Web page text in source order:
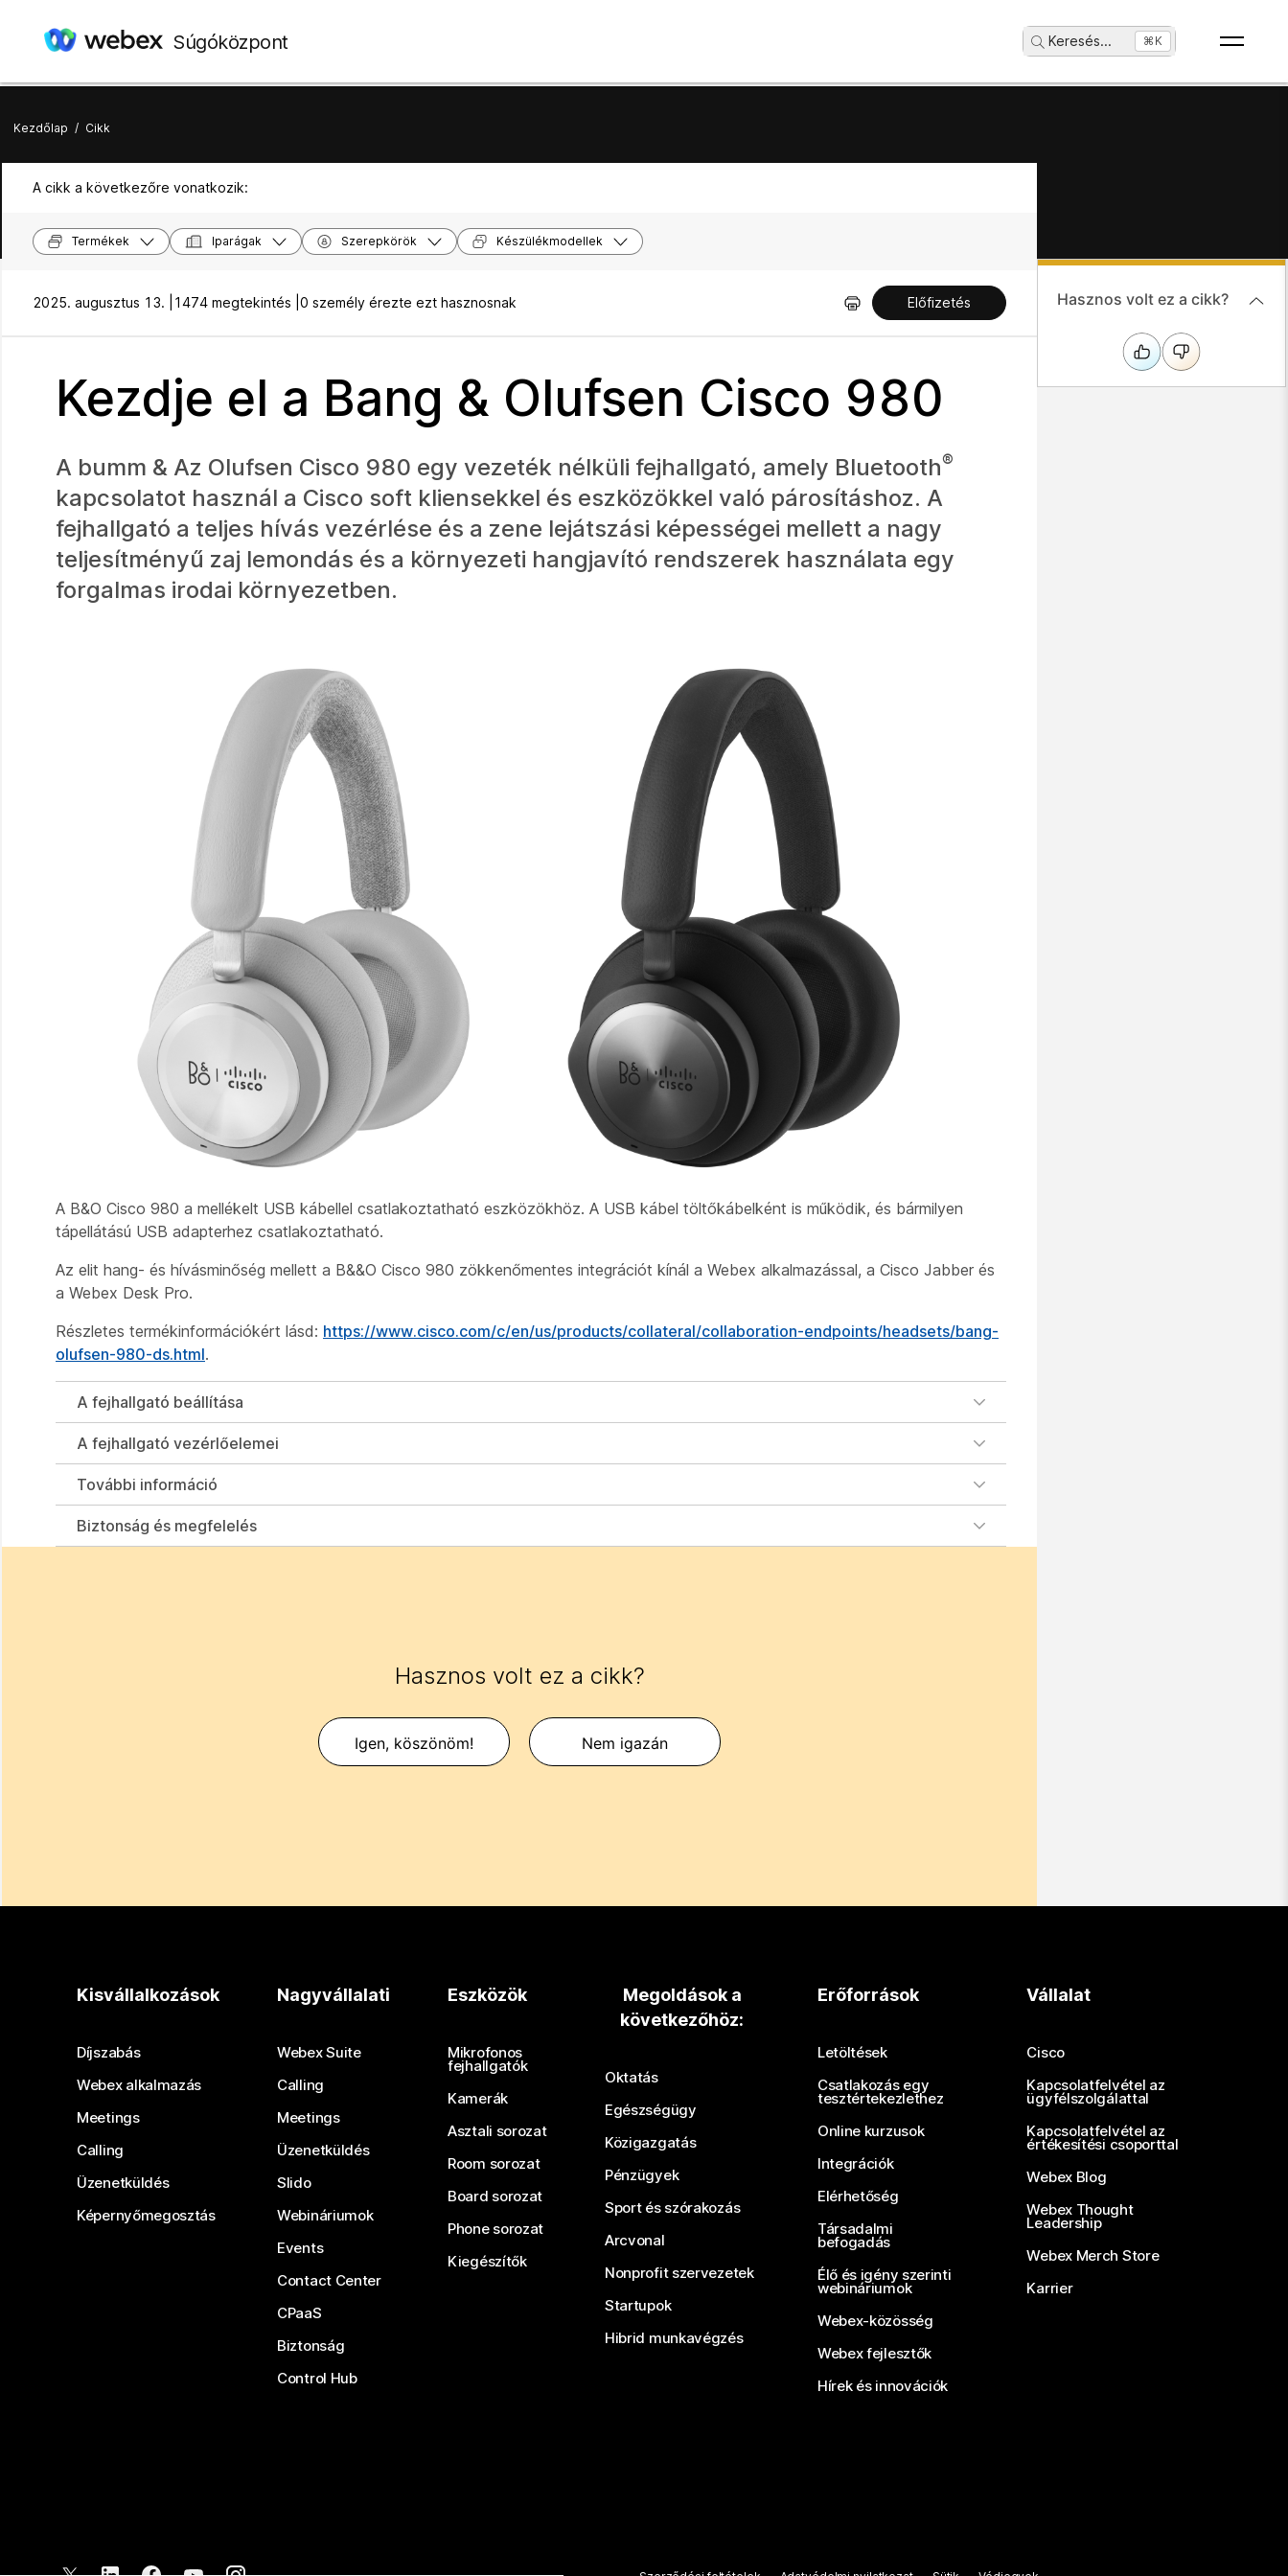
Súgóközpont Keresés... ⌘K
Kezdőlap / Cikk
A cikk a következőre vonatkozik:
Termékek Iparágak Szerepkörök Készülékmodellek
2025. augusztus 13. | 1474 megtekintés | 0 személy érezte ezt hasznosnak Előfizetés
Kezdje el a Bang & Olufsen Cisco 980
A bumm & Az Olufsen Cisco 980 egy vezeték nélküli fejhallgató, amely Bluetooth®
kapcsolatot használ a Cisco soft kliensekkel és eszközökkel való párosításhoz. A
fejhallgató a teljes hívás vezérlése és a zene lejátszási képességei mellett a nagy
teljesítményű zaj lemondás és a környezeti hangjavító rendszerek használata egy
forgalmas irodai környezetben.
A B&O Cisco 980 a mellékelt USB kábellel csatlakoztatható eszközökhöz. A USB kábel töltőkábelként is működik, és bármilyen
tápellátású USB adapterhez csatlakoztatható.
Az elit hang- és hívásminőség mellett a B&&O Cisco 980 zökkenőmentes integrációt kínál a Webex alkalmazással, a Cisco Jabber és
a Webex Desk Pro.
Részletes termékinformációkért lásd: https://www.cisco.com/c/en/us/products/collateral/collaboration-endpoints/headsets/bang-
olufsen-980-ds.html.
A fejhallgató beállítása
A fejhallgató vezérlőelemei
További információ
Biztonság és megfelelés
Hasznos volt ez a cikk?
Igen, köszönöm! Nem igazán
Hasznos volt ez a cikk?
Kisvállalkozások
Díjszabás
Webex alkalmazás
Meetings
Calling
Üzenetküldés
Képernyőmegosztás
Nagyvállalati
Webex Suite
Calling
Meetings
Üzenetküldés
Slido
Webináriumok
Events
Contact Center
CPaaS
Biztonság
Control Hub
Eszközök
Mikrofonos
fejhallgatók
Kamerák
Asztali sorozat
Room sorozat
Board sorozat
Phone sorozat
Kiegészítők
Megoldások a
következőhöz:
Oktatás
Egészségügy
Közigazgatás
Pénzügyek
Sport és szórakozás
Arcvonal
Nonprofit szervezetek
Startupok
Hibrid munkavégzés
Erőforrások
Letöltések
Csatlakozás egy
tesztértekezlethez
Online kurzusok
Integrációk
Elérhetőség
Társadalmi
befogadás
Élő és igény szerinti
webináriumok
Webex-közösség
Webex fejlesztők
Hírek és innovációk
Vállalat
Cisco
Kapcsolatfelvétel az
ügyfélszolgálattal
Kapcsolatfelvétel az
értékesítési csoporttal
Webex Blog
Webex Thought
Leadership
Webex Merch Store
Karrier